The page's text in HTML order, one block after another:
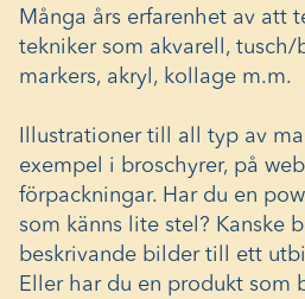
Många års erfarenhet av att
tekniker som akvarell, tusch/
markers, akryl, kollage m.m.
Illustrationer till all typ av
exempel i broschyrer, på
förpackningar. Har du en
som känns lite stel? Kanske
beskrivande bilder till ett
Eller har du en produkt som